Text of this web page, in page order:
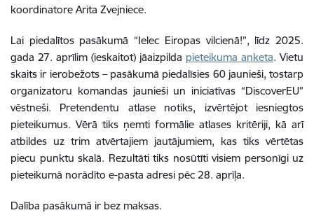
koordinatore Arita Zvejniece.
Lai piedalītos pasākumā “Ielec Eiropas vilcienā!”, līdz 2025.
gada 27. aprīlim (ieskaitot) jāaizpilda pieteikuma anketa. Vietu
skaits ir ierobežots – pasākumā piedalīsies 60 jaunieši, tostarp
organizatoru komandas jaunieši un iniciatīvas “DiscoverEU”
vēstneši. Pretendentu atlase notiks, izvērtējot iesniegtos
pieteikumus. Vērā tiks ņemti formālie atlases kritēriji, kā arī
atbildes uz trim atvērtajiem jautājumiem, kas tiks vērtētas
piecu punktu skalā. Rezultāti tiks nosūtīti visiem personīgi uz
pieteikumā norādīto e-pasta adresi pēc 28. aprīļa.
Dalība pasākumā ir bez maksas.